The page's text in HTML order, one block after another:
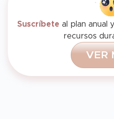
Suscríbete al plan anual
recursos
VE R